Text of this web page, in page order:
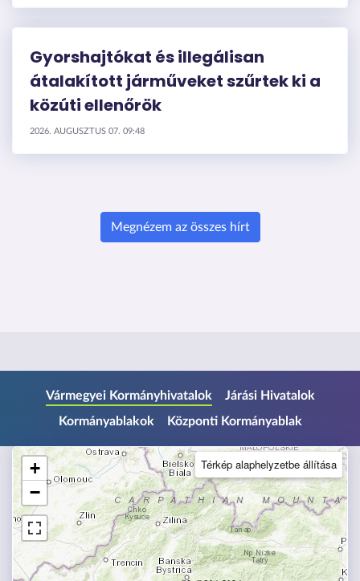
Gyorshajtókat és illegálisan
átalakított járműveket szűrtek ki a
közúti ellenőrök
2026. AUGUSZTUS 07. 09:48
Megnézem az összes hírt
g
r
s
a
l
á
b
l
Vármegyei Kormányhivatalok
Járási Hivatalok
Kormányablakok
Központi Kormányablak
+
−
Térkép alaphelyzetbe állítása